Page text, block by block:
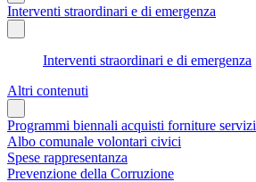
Interventi straordinari e di emergenza
Interventi straordinari e di emergenza
Altri contenuti
Programmi biennali acquisti forniture servizi
Albo comunale volontari civici
Spese rappresentanza
Prevenzione della Corruzione